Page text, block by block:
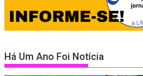
Há Um Ano Foi Notícia